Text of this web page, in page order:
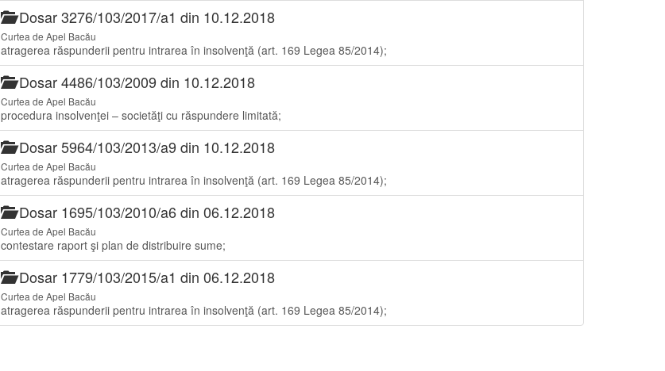
Dosar 3276/103/2017/a1 din 10.12.2018
Curtea de Apel Bacău
atragerea răspunderii pentru intrarea în insolvenţă (art. 169 Legea 85/2014);
Dosar 4486/103/2009 din 10.12.2018
Curtea de Apel Bacău
procedura insolvenţei – societăţi cu răspundere limitată;
Dosar 5964/103/2013/a9 din 10.12.2018
Curtea de Apel Bacău
atragerea răspunderii pentru intrarea în insolvenţă (art. 169 Legea 85/2014);
Dosar 1695/103/2010/a6 din 06.12.2018
Curtea de Apel Bacău
contestare raport şi plan de distribuire sume;
Dosar 1779/103/2015/a1 din 06.12.2018
Curtea de Apel Bacău
atragerea răspunderii pentru intrarea în insolvenţă (art. 169 Legea 85/2014);